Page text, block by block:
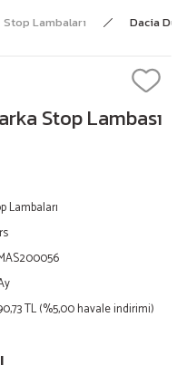
Stop Lambaları Dacia
Stop Lambası
Lambaları
TL (%5,00 havale indirimi)